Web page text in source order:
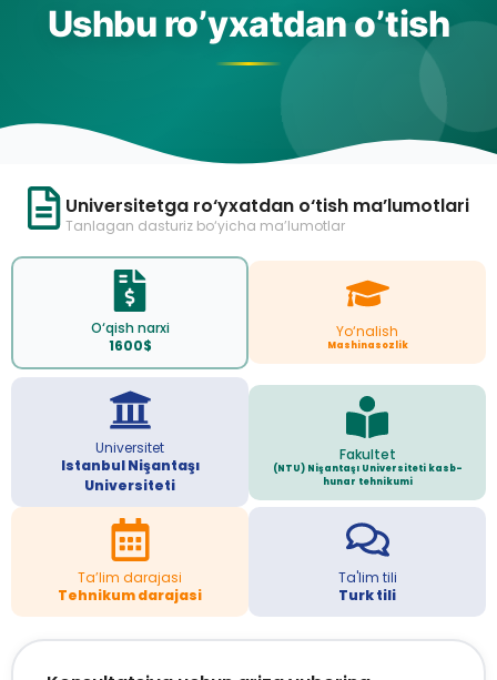
Ushbu ro’yxatdan o’tish
Universitetga ro‘yxatdan o‘tish ma’lumotlari
Tanlagan dasturiz bo‘yicha ma’lumotlar
O‘qish narxi
1600$
Yo‘nalish
Mashinasozlik
Universitet
Istanbul Nişantaşı
Universiteti
Fakultet
(NTU) Nişantaşı Universiteti kasb-
hunar tehnikumi
Ta’lim darajasi
Tehnikum darajasi
Ta'lim tili
Turk tili